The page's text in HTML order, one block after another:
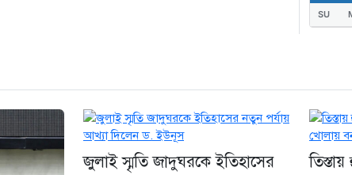
SU
জুলাই স্মৃতি জাদুঘরকে ইতিহাসের